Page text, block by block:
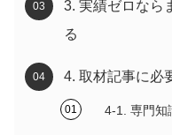
3. 実績ゼロなら
る
4. 取材記事に必
4-1. 専門知